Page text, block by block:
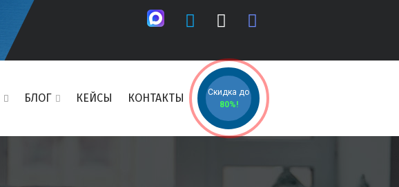
БЛОГ КЕЙСЫ КОНТАКТЫ
Скидка до
80%!